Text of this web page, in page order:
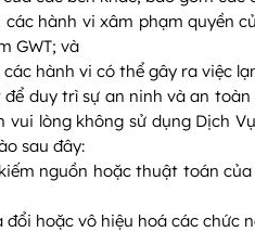
các hành vi xâm phạm quyền
GWT; và
các hành vi có thể gây ra việc
duy trì sự an ninh và an
vui lòng không sử dụng Dịch
sau đây:
nguồn hoặc thuật toán
đổi hoặc vô hiệu hoá các chức